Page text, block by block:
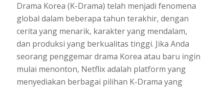
Drama Korea (K-Drama) telah menjadi fenomena
global dalam beberapa tahun terakhir, dengan
cerita yang menarik, karakter yang mendalam,
dan produksi yang berkualitas tinggi. Jika Anda
seorang penggemar drama Korea atau baru ingin
mulai menonton, Netflix adalah platform yang
menyediakan berbagai pilihan K-Drama yang